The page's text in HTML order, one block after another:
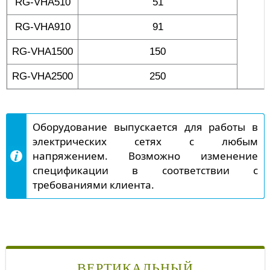
RG-VHA910 91
RG-VHA1500 150
RG-VHA2500 250
Оборудование выпускается для работы в
электрических сетях с любым
напряжением. Возможно изменение
спецификации в соответствии с
требованиями клиента.